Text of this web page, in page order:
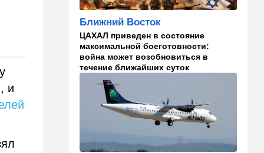
и
палестинскими строят
"новую модель ООН"
14:55 Израиль
В Израиле опасаются атак
дронов изнутри страны
В мире
WSJ: загнанный в угол Путин
может испытать НАТО на
Ближний Восток
ЦАХАЛ приведен в состояние
максимальной боеготовности:
война может возобновиться в
течение ближайших суток